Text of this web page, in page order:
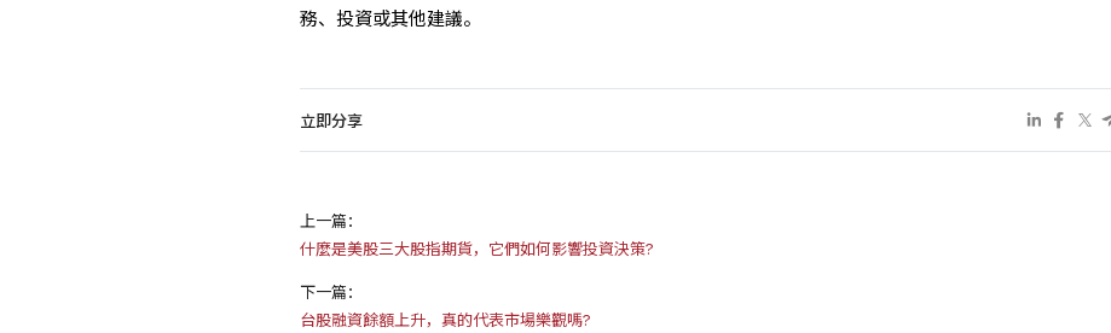
務、投資或其他建議。
立即分享
上一篇：
什麼是美股三大股指期貨，它們如何影響投資決策?
下一篇：
台股融資餘額上升，真的代表市場樂觀嗎?